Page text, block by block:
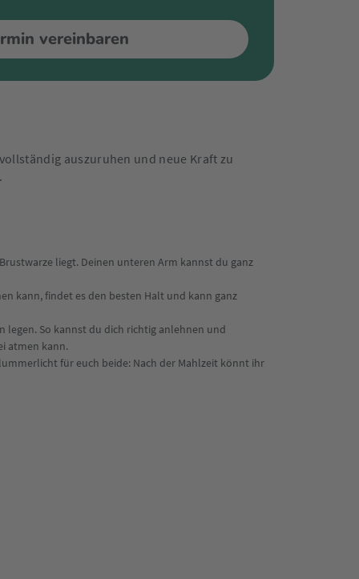
vereinbaren
auszuruhen und neue Kraft zu
liegt. Deinen unteren Arm kannst du ganz
kann, findet es den besten Halt und kann ganz
legen. So kannst du dich richtig anlehnen und
atmen kann.
für euch beide: Nach der Mahlzeit könnt ihr